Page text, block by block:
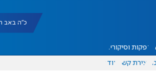
כ"ה באב תשפ"ו
הפקות וסיקורים
יצירת קשר עוד